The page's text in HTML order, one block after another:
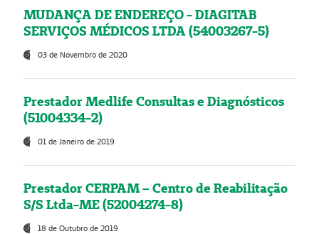
MUDANÇA DE ENDEREÇO - DIAGITAB
SERVIÇOS MÉDICOS LTDA (54003267-5)
03 de Novembro de 2020
Prestador Medlife Consultas e Diagnósticos
(51004334-2)
01 de Janeiro de 2019
Prestador CERPAM – Centro de Reabilitação
S/S Ltda-ME (52004274-8)
18 de Outubro de 2019